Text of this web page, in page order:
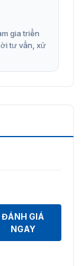
khắc
gia triển
tư vấn, xử
ĐÁNH GIÁ
NGAY